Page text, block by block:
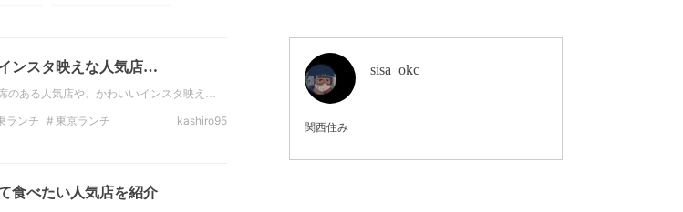
ンスタ映えな人気店…
のある人気店や、かわいいインスタ映え…
ランチ
東京ランチ
kashiro95
食べたい人気店を紹介
sisa_okc
関西住み